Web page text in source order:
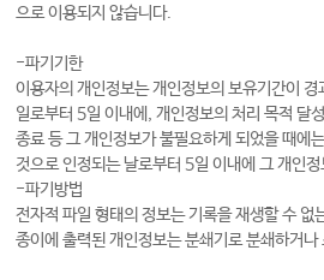
으로 이용되지 않습니다.
-파기기한
이용자의 개인정보는 개인정보의 보유기간이
일로부터 5일 이내에, 개인정보의 처리 목적 달
종료 등 그 개인정보가 불필요하게 되었을 때에
것으로 인정되는 날로부터 5일 이내에 그 개인
-파기방법
전자적 파일 형태의 정보는 기록을 재생할 수 없
종이에 출력된 개인정보는 분쇄기로 분쇄하거